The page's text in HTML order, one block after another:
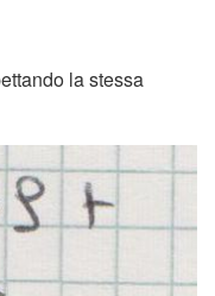
la stessa